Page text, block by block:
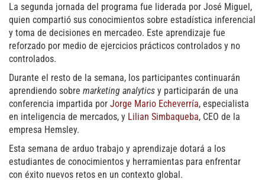
La segunda jornada del programa fue liderada por José Miguel,
quien compartió sus conocimientos sobre estadística inferencial
y toma de decisiones en mercadeo. Este aprendizaje fue
reforzado por medio de ejercicios prácticos controlados y no
controlados.
Durante el resto de la semana, los participantes continuarán
aprendiendo sobre marketing analytics y participarán de una
conferencia impartida por Jorge Mario Echeverría, especialista
en inteligencia de mercados, y Lilian Simbaqueba, CEO de la
empresa Hemsley.
Esta semana de arduo trabajo y aprendizaje dotará a los
estudiantes de conocimientos y herramientas para enfrentar
con éxito nuevos retos en un contexto global.